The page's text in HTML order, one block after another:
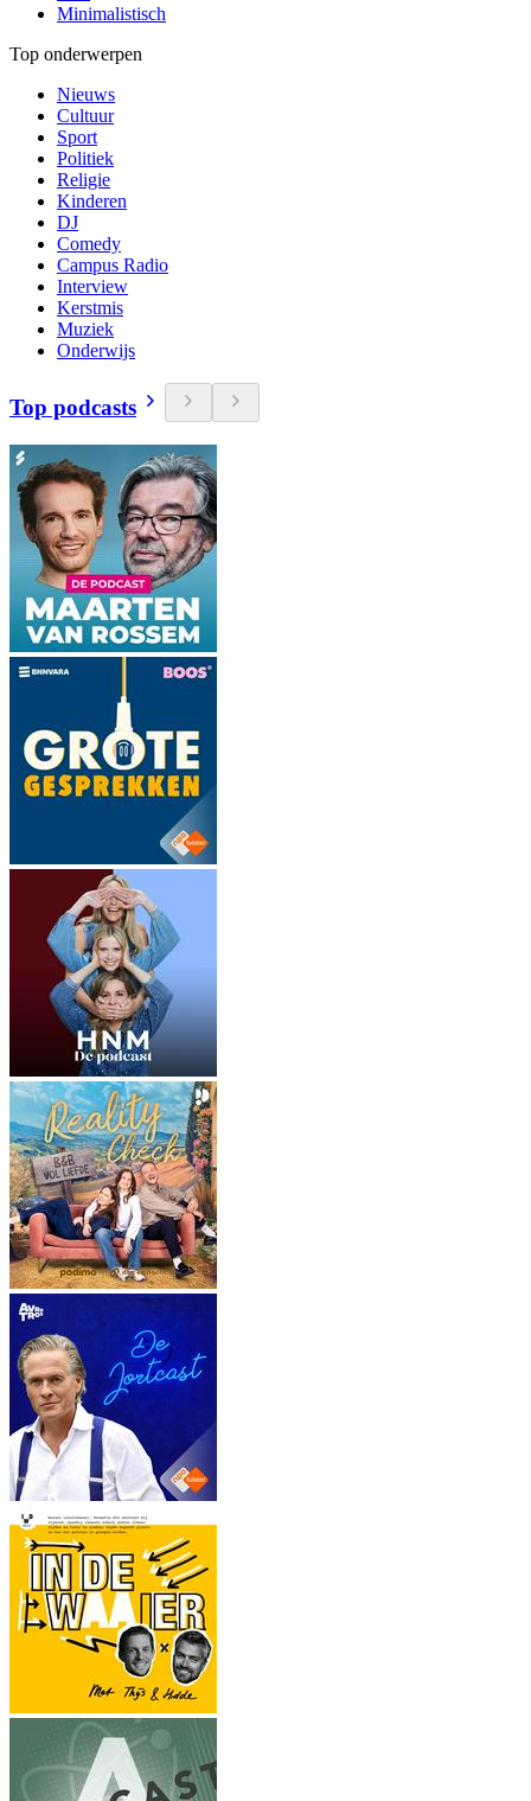
Minimalistisch
Top onderwerpen
Nieuws
Cultuur
Sport
Politiek
Religie
Kinderen
DJ
Comedy
Campus Radio
Interview
Kerstmis
Muziek
Onderwijs
Top podcasts